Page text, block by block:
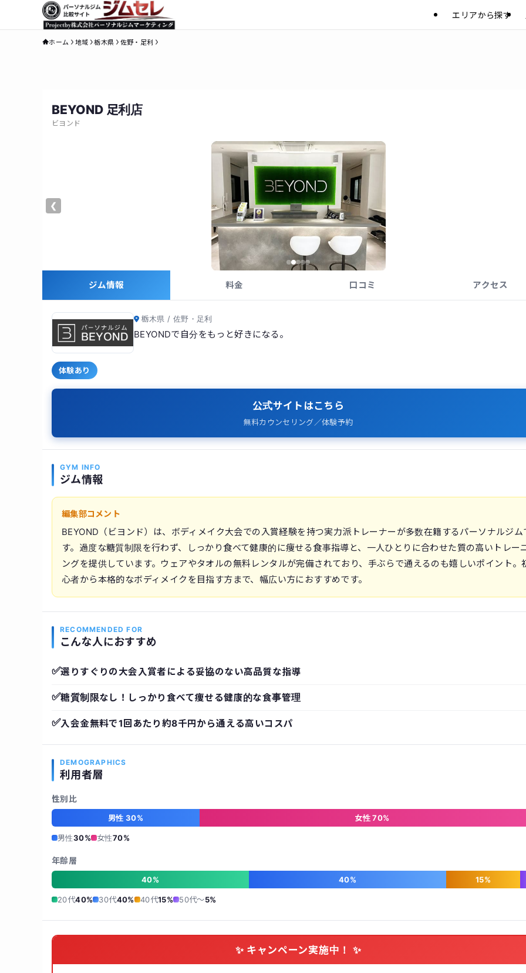
エリアから探す
ホーム 地域 栃木県 佐野・足利
BEYOND 足利店
ビヨンド
❮
ジム情報 料金 口コミ アクセス
栃木県 / 佐野・足利
BEYONDで自分をもっと好きになる。
体験あり
公式サイトはこちら
無料カウンセリング／体験予約
GYM INFO
ジム情報
編集部コメント
BEYOND（ビヨンド）は、ボディメイク大会での入賞経験を持つ実力派トレーナーが多数在籍するパーソナルジム
す。過度な糖質制限を行わず、しっかり食べて健康的に痩せる食事指導と、一人ひとりに合わせた質の高いトレー
ングを提供しています。ウェアやタオルの無料レンタルが完備されており、手ぶらで通えるのも嬉しいポイント。
心者から本格的なボディメイクを目指す方まで、幅広い方におすすめです。
RECOMMENDED FOR
こんな人におすすめ
✅選りすぐりの大会入賞者による妥協のない高品質な指導
✅糖質制限なし！しっかり食べて痩せる健康的な食事管理
✅入会金無料で1回あたり約8千円から通える高いコスパ
DEMOGRAPHICS
利用者層
性別比
男性 30% 女性 70%
男性30% 女性70%
年齢層
40% 40% 15%
20代40% 30代40% 40代15% 50代〜5%
✨ キャンペーン実施中！ ✨